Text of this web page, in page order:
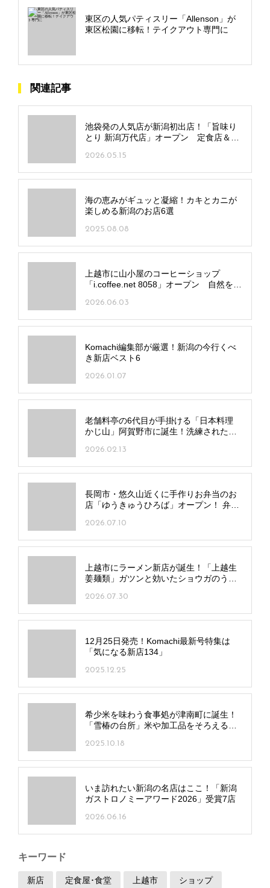
東区の人気パティスリー「Allenson」が
東区松園に移転！テイクアウト専門に
関連記事
池袋発の人気店が新潟初出店！「旨味り
とり 新潟万代店」オープン 定食店＆居
2026.05.15
海の恵みがギュッと凝縮！カキとカニが
楽しめる新潟のお店6選
2025.08.08
上越市に山小屋のコーヒーショップ
「i.coffee.net 8058」オープン 自然を眺
2026.06.03
Komachi編集部が厳選！新潟の今行くべ
き新店ベスト6
2026.01.07
老舗料亭の6代目が手掛ける「日本料理
かじ山」阿賀野市に誕生！洗練された料
2026.02.13
長岡市・悠久山近くに手作りお弁当のお
店「ゆうきゅうひろば」オープン！ 弁当
2026.07.10
上越市にラーメン新店が誕生！「上越生
姜麺類」ガツンと効いたショウガのうま
2026.07.30
12月25日発売！Komachi最新号特集は
「気になる新店134」
2025.12.25
希少米を味わう食事処が津南町に誕生！
「雪椿の台所」米や加工品をそろえるセ
2025.10.18
いま訪れたい新潟の名店はここ！「新潟
ガストロノミーアワード2026」受賞7店
2026.06.16
キーワード
新店 定食屋･食堂 上越市 ショップ